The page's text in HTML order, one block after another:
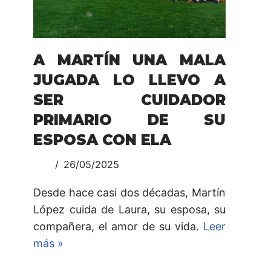
A MARTÍN UNA MALA
JUGADA LO LLEVO A
SER CUIDADOR
PRIMARIO DE SU
ESPOSA CON ELA
26/05/2025
Desde hace casi dos décadas, Martín
López cuida de Laura, su esposa, su
compañera, el amor de su vida. Leer
más »